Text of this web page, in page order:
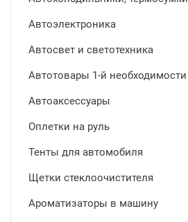
Автоэлектроника
Автосвет и светотехника
Автотовары 1-й необходимости
Автоаксессуары
Оплетки на руль
Тенты для автомобиля
Щетки стеклоочистителя
Ароматизаторы в машину